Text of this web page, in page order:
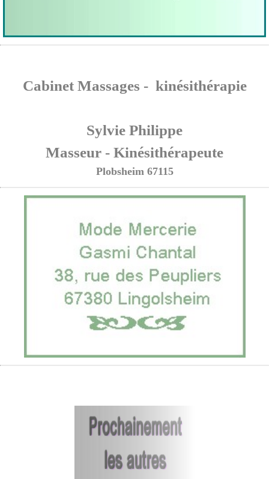
Cabinet Massages - kinésithérapie
Sylvie Philippe
Masseur - Kinésithérapeute
Plobsheim 67115